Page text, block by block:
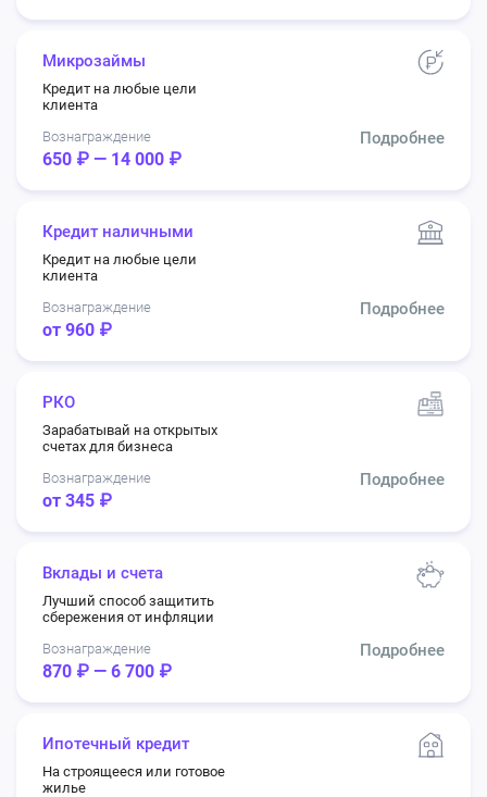
Микрозаймы
Кредит на любые цели
клиента
Вознаграждение
650 ₽ — 14 000 ₽
Подробнее
Кредит наличными
Кредит на любые цели
клиента
Вознаграждение
от 960 ₽
Подробнее
РКО
Зарабатывай на открытых
счетах для бизнеса
Вознаграждение
от 345 ₽
Подробнее
Вклады и счета
Лучший способ защитить
сбережения от инфляции
Вознаграждение
870 ₽ — 6 700 ₽
Подробнее
Ипотечный кредит
На строящееся или готовое
жилье